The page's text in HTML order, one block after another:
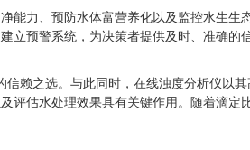
能力、预防水体富营养化以及监控水生
预警系统，为决策者提供及时、准确的
赖之选。与此同时，在线浊度分析仪以
评估水处理效果具有关键作用。随着滴